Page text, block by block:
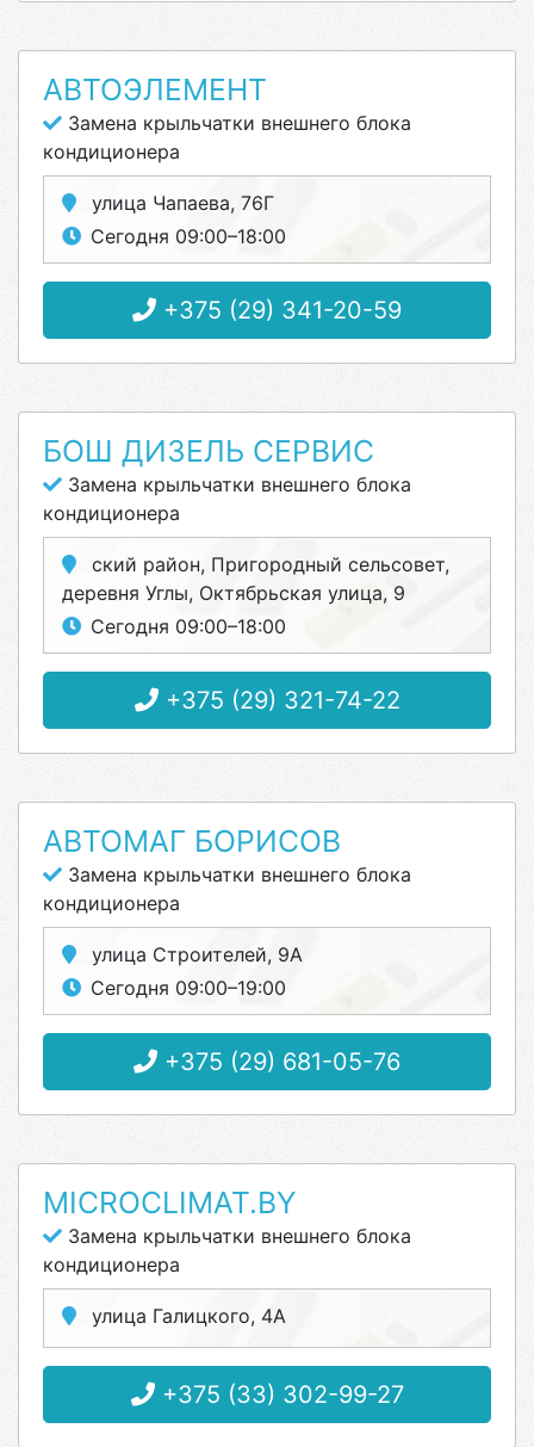
АВТОЭЛЕМЕНТ
Замена крыльчатки внешнего блока
кондиционера
улица Чапаева, 76Г
Сегодня 09:00–18:00
+375 (29) 341-20-59
БОШ ДИЗЕЛЬ СЕРВИС
Замена крыльчатки внешнего блока
кондиционера
ский район, Пригородный сельсовет,
деревня Углы, Октябрьская улица, 9
Сегодня 09:00–18:00
+375 (29) 321-74-22
АВТОМАГ БОРИСОВ
Замена крыльчатки внешнего блока
кондиционера
улица Строителей, 9А
Сегодня 09:00–19:00
+375 (29) 681-05-76
MICROCLIMAT.BY
Замена крыльчатки внешнего блока
кондиционера
улица Галицкого, 4А
+375 (33) 302-99-27